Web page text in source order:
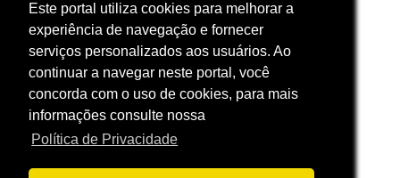
Este portal utiliza cookies para melhorar a
experiência de navegação e fornecer
serviços personalizados aos usuários. Ao
continuar a navegar neste portal, você
concorda com o uso de cookies, para mais
informações consulte nossa
Política de Privacidade